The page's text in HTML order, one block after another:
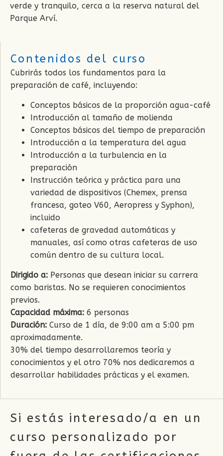
verde y tranquilo, cerca a la reserva natural del
Parque Arví.
Contenidos del curso
Cubrirás todos los fundamentos para la
preparación de café, incluyendo:
Conceptos básicos de la proporción agua-café
Introducción al tamaño de molienda
Conceptos básicos del tiempo de preparación
Introducción a la temperatura del agua
Introducción a la turbulencia en la
preparación
Instrucción teórica y práctica para una
variedad de dispositivos (Chemex, prensa
francesa, goteo V60, Aeropress y Syphon),
incluido
cafeteras de gravedad automáticas y
manuales, así como otras cafeteras de uso
común dentro de su cultura local.
Dirigido a: Personas que desean iniciar su carrera
como baristas. No se requieren conocimientos
previos.
Capacidad máxima: 6 personas
Duración: Curso de 1 día, de 9:00 am a 5:00 pm
aproximadamente.
30% del tiempo desarrollaremos teoría y
conocimientos y el otro 70% nos dedicaremos a
desarrollar habilidades prácticas y el examen.
Si estás interesado/a en un
curso personalizado por